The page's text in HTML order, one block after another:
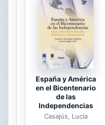
básicas
acertada
y lo...
España y América
en el Bicentenario
de las
Independencias
Casajús, Lucía